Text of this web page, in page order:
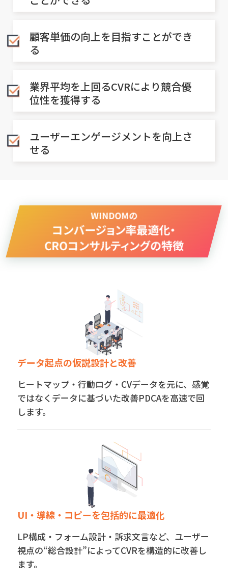
顧客単価の向上を目指すことができ
る
業界平均を上回るCVRにより競合優
位性を獲得する
ユーザーエンゲージメントを向上さ
せる
WINDOMの
コンバージョン率最適化・
CROコンサルティングの特徴
データ起点の仮説設計と改善
ヒートマップ・行動ログ・CVデータを元に、感覚
ではなくデータに基づいた改善PDCAを高速で回
します。
UI・導線・コピーを包括的に最適化
LP構成・フォーム設計・訴求文言など、ユーザー
視点の“総合設計”によってCVRを構造的に改善し
ます。